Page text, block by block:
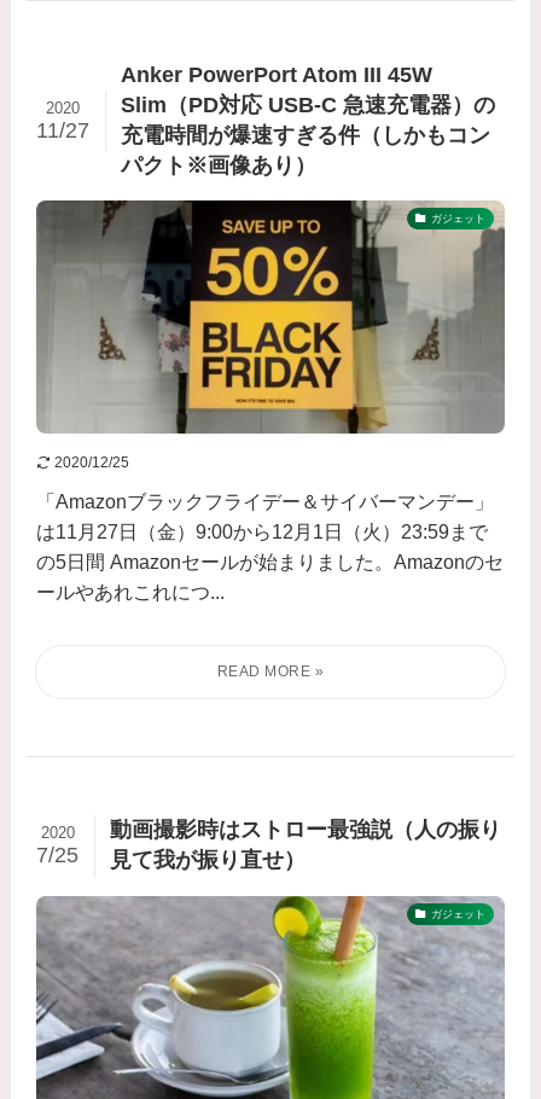
Anker PowerPort Atom III 45W
Slim（PD対応 USB-C 急速充電器）の
充電時間が爆速すぎる件（しかもコン
パクト※画像あり）
2020
11/27
ガジェット
2020/12/25
「Amazonブラックフライデー＆サイバーマンデー」
は11月27日（金）9:00から12月1日（火）23:59まで
の5日間 Amazonセールが始まりました。Amazonのセ
ールやあれこれにつ...
動画撮影時はストロー最強説（人の振り
見て我が振り直せ）
2020
7/25
ガジェット